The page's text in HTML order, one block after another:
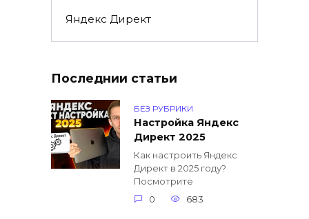
Яндекс Директ
Последнии статьи
БЕЗ РУБРИКИ
Настройка Яндекс
Директ 2025
Как настроить Яндекс
Директ в 2025 году?
Посмотрите
0
683